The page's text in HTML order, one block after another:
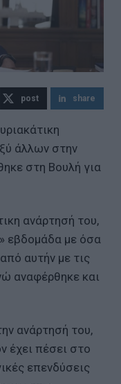
post share
άλλων στην
στη Βουλή για
ανάρτησή του,
εβδομάδα με όσα
αυτήν με τις
αναφέρθηκε και
ανάρτησή του,
έχει πέσει στο
επενδύσεις